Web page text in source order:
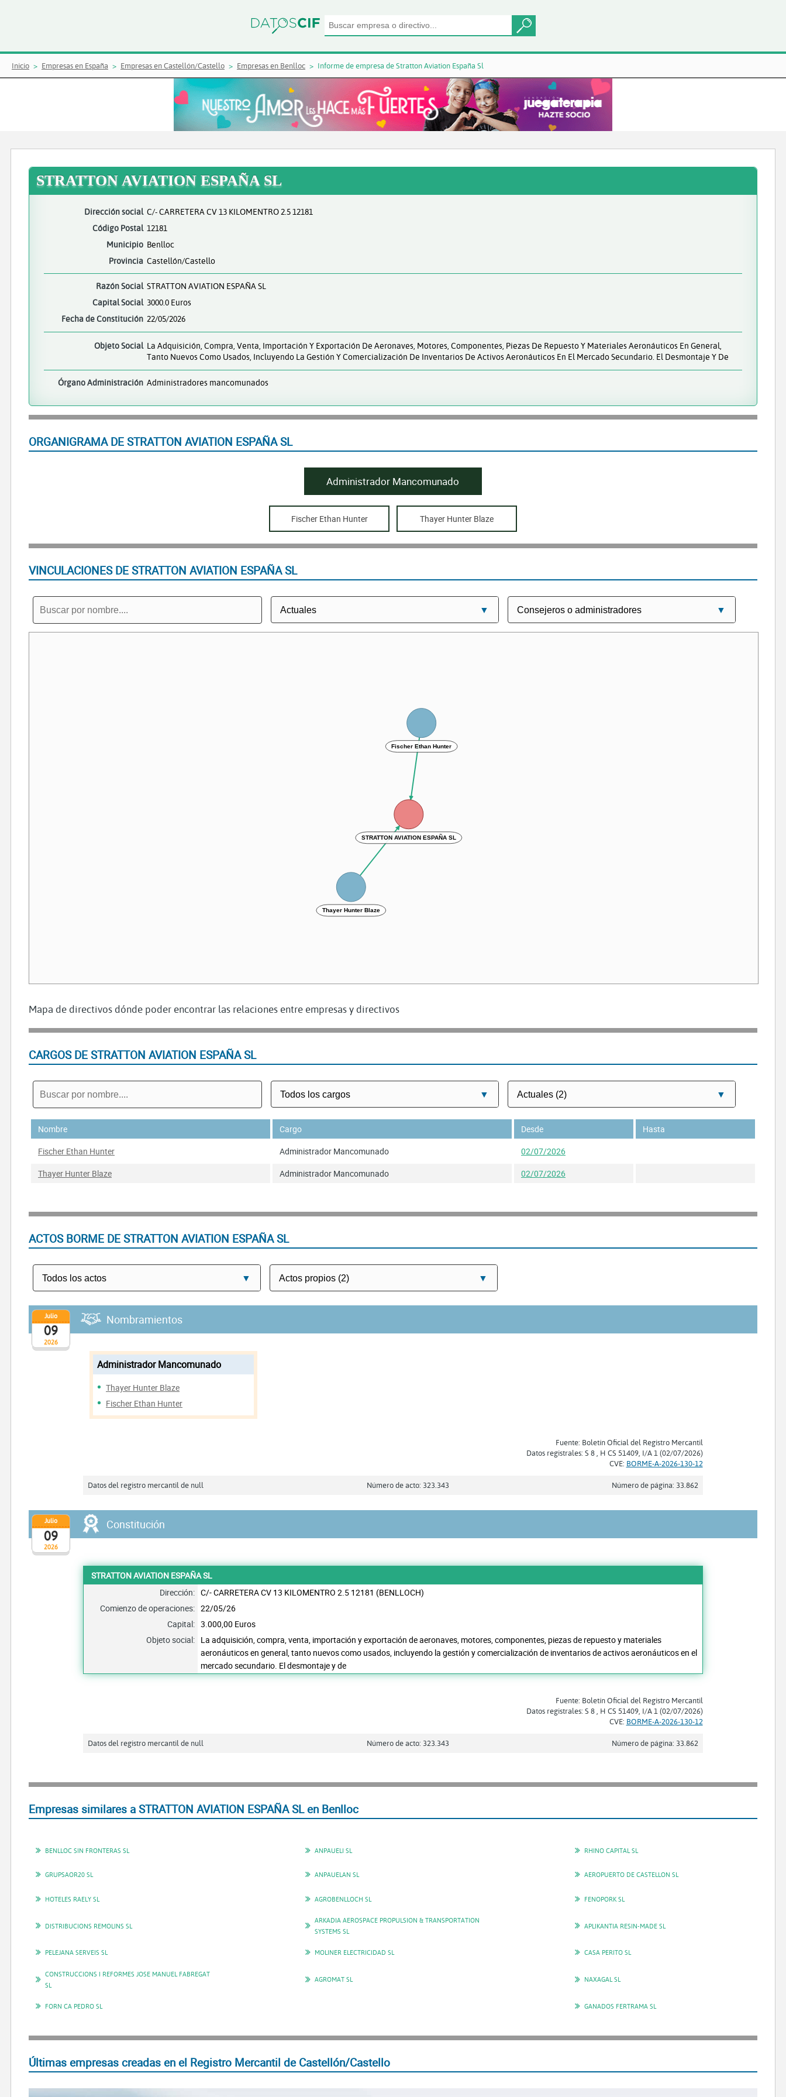
Inicio Empresas en España Empresas en Castellón/Castello Empresas en Benlloc Informe de empresa de Stratton Aviation España Sl
STRATTON AVIATION ESPAÑA SL
Dirección social C/- CARRETERA CV 13 KILOMENTRO 2.5 12181
Código Postal 12181
Municipio Benlloc
Provincia Castellón/Castello
Razón Social STRATTON AVIATION ESPAÑA SL
Capital Social 3000.0 Euros
Fecha de Constitución 22/05/2026
Objeto Social La Adquisición, Compra, Venta, Importación Y Exportación De Aeronaves, Motores, Componentes, Piezas De Repuesto Y Materiales Aeronáuticos En General,
Tanto Nuevos Como Usados, Incluyendo La Gestión Y Comercialización De Inventarios De Activos Aeronáuticos En El Mercado Secundario. El Desmontaje Y De
Órgano Administración Administradores mancomunados
ORGANIGRAMA DE STRATTON AVIATION ESPAÑA SL
Administrador Mancomunado
Fischer Ethan Hunter Thayer Hunter Blaze
VINCULACIONES DE STRATTON AVIATION ESPAÑA SL
STRATTON AVIATION ESPAÑA SL
Thayer Hunter Blaze
Fischer Ethan Hunter
Mapa de directivos dónde poder encontrar las relaciones entre empresas y directivos
CARGOS DE STRATTON AVIATION ESPAÑA SL
Nombre Cargo Desde
Hasta
Fischer Ethan Hunter
Administrador Mancomunado
02/07/2026
Thayer Hunter Blaze
Administrador Mancomunado 02/07/2026
ACTOS BORME DE STRATTON AVIATION ESPAÑA SL
2026
Julio
09
Nombramientos
Administrador Mancomunado
Thayer Hunter Blaze
Fischer Ethan Hunter
Fuente: Boletín Oficial del Registro Mercantil
Datos registrales: S 8 , H CS 51409, I/A 1 (02/07/2026)
CVE: BORME-A-2026-130-12
Datos del registro mercantil de null Número de acto: 323.343 Número de página: 33.862
2026
Julio
09
Constitución
STRATTON AVIATION ESPAÑA SL
Dirección: C/- CARRETERA CV 13 KILOMENTRO 2.5 12181 (BENLLOCH)
Comienzo de operaciones: 22/05/26
Capital: 3.000,00 Euros
Objeto social: La adquisición, compra, venta, importación y exportación de aeronaves, motores, componentes, piezas de repuesto y materiales
aeronáuticos en general, tanto nuevos como usados, incluyendo la gestión y comercialización de inventarios de activos aeronáuticos en el
mercado secundario. El desmontaje y de
Fuente: Boletín Oficial del Registro Mercantil
Datos registrales: S 8 , H CS 51409, I/A 1 (02/07/2026)
CVE: BORME-A-2026-130-12
Datos del registro mercantil de null Número de acto: 323.343 Número de página: 33.862
Empresas similares a STRATTON AVIATION ESPAÑA SL en Benlloc
BENLLOC SIN FRONTERAS SL ANPAUELI SL RHINO CAPITAL SL
GRUPSAOR20 SL ANPAUELAN SL AEROPUERTO DE CASTELLON SL
HOTELES RAELY SL AGROBENLLOCH SL FENOPORK SL
DISTRIBUCIONS REMOLINS SL
ARKADIA AEROSPACE PROPULSION & TRANSPORTATION
SYSTEMS SL
APLIKANTIA RESIN-MADE SL
PELEJANA SERVEIS SL MOLINER ELECTRICIDAD SL CASA PERITO SL
CONSTRUCCIONS I REFORMES JOSE MANUEL FABREGAT
SL
AGROMAT SL NAXAGAL SL
FORN CA PEDRO SL GANADOS FERTRAMA SL
Últimas empresas creadas en el Registro Mercantil de Castellón/Castello